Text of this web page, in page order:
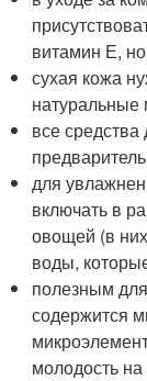
витамин Е,
сухая кожа
все
для
включать в
овощей (в
воды,
полезным
содержится
молодость